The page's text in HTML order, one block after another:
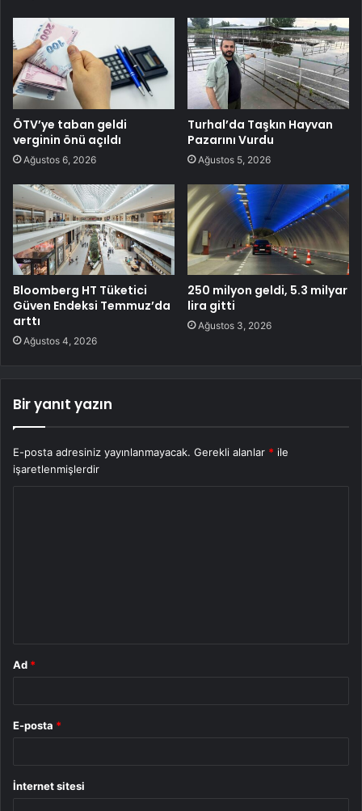
ÖTV’ye taban geldi
verginin önü açıldı
Ağustos 6, 2026
Turhal’da Taşkın Hayvan
Pazarını Vurdu
Ağustos 5, 2026
Bloomberg HT Tüketici
Güven Endeksi Temmuz’da
arttı
Ağustos 4, 2026
250 milyon geldi, 5.3 milyar
lira gitti
Ağustos 3, 2026
Bir yanıt yazın
E-posta adresiniz yayınlanmayacak. Gerekli alanlar * ile
işaretlenmişlerdir
Ad *
E-posta *
İnternet sitesi